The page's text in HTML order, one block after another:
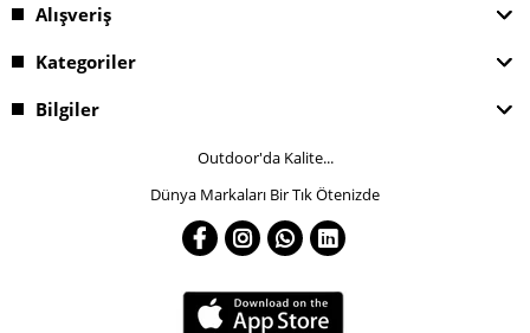
Alışveriş
Kategoriler
Bilgiler
Outdoor'da Kalite...
Dünya Markaları Bir Tık Ötenizde